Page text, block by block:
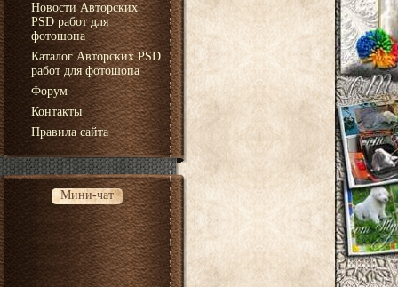
Новости Авторских
PSD работ для
фотошопа
Каталог Авторских PSD
работ для фотошопа
Форум
Контакты
Правила сайта
Мини-чат